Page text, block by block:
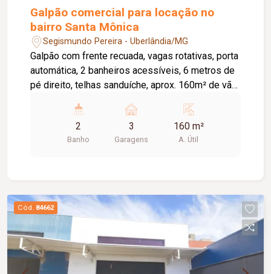
Galpão comercial para locação no
bairro Santa Mônica
Segismundo Pereira - Uberlândia/MG
Galpão com frente recuada, vagas rotativas, porta
automática, 2 banheiros acessíveis, 6 metros de
pé direito, telhas sanduíche, aprox. 160m² de vão
2
Banho
3
Garagens
160 m²
A. Útil
Cód. 84662